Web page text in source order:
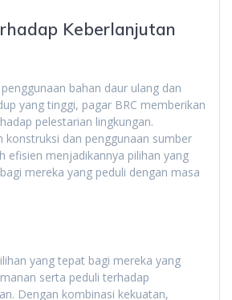
Keberlanjutan
bahan daur ulang dan
yang tinggi, pagar BRC memberikan
pelestarian lingkungan.
konstruksi dan penggunaan sumber
efisien menjadikannya pilihan yang
mereka yang peduli dengan masa
yang tepat bagi mereka yang
serta peduli terhadap
Dengan kombinasi kekuatan,